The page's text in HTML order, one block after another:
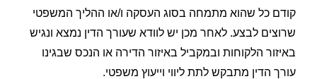
קודם כל שהוא מתמחה בסוג העסקה ו/או ההליך המשפטי
שרוצים לבצע. לאחר מכן יש לוודא שעורך הדין נמצא ונגיש
באיזור הלקוחות ובמקביל באיזור הדירה או הנכס שבגינו
עורך הדין מתבקש לתת ליווי וייעוץ משפטי.